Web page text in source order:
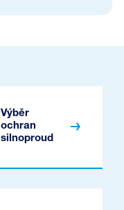
Výběr
ochran
silnoproud